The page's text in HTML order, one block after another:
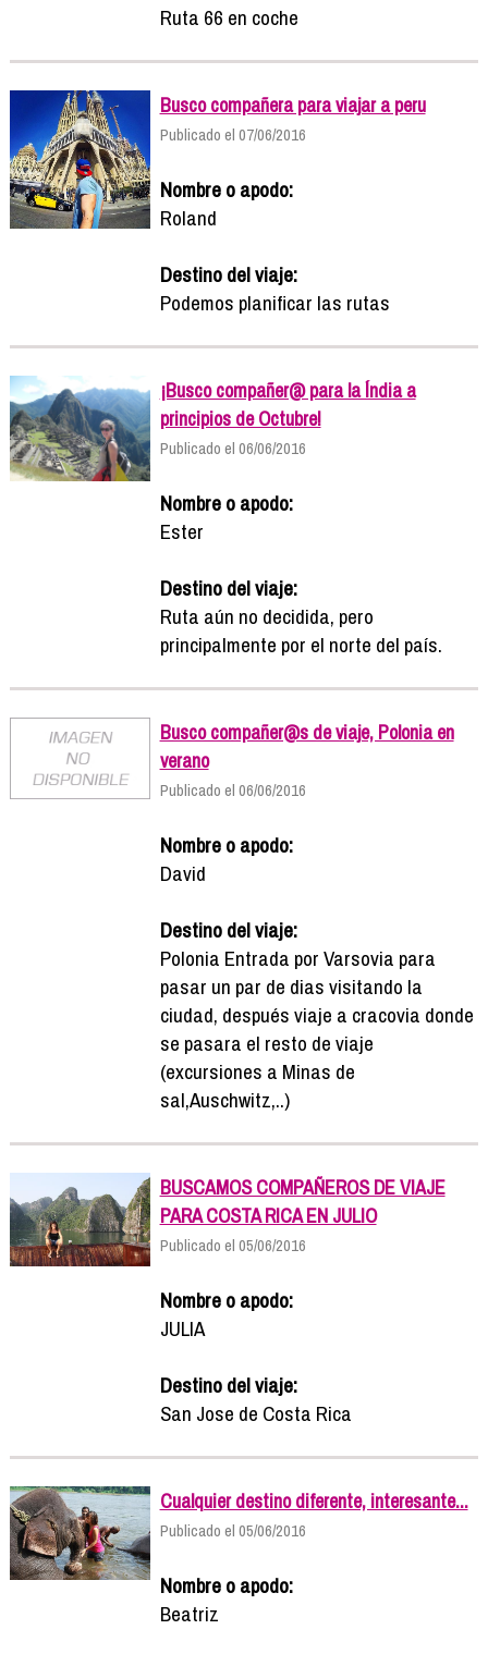
Ruta 66 en coche
Busco compañera para viajar a peru
Publicado el 07/06/2016
Nombre o apodo:
Roland
Destino del viaje:
Podemos planificar las rutas
¡Busco compañer@ para la Índia a
principios de Octubre!
Publicado el 06/06/2016
Nombre o apodo:
Ester
Destino del viaje:
Ruta aún no decidida, pero
principalmente por el norte del país.
Busco compañer@s de viaje, Polonia en
verano
Publicado el 06/06/2016
Nombre o apodo:
David
Destino del viaje:
Polonia Entrada por Varsovia para
pasar un par de dias visitando la
ciudad, después viaje a cracovia donde
se pasara el resto de viaje
(excursiones a Minas de
sal,Auschwitz,..)
BUSCAMOS COMPAÑEROS DE VIAJE
PARA COSTA RICA EN JULIO
Publicado el 05/06/2016
Nombre o apodo:
JULIA
Destino del viaje:
San Jose de Costa Rica
Cualquier destino diferente, interesante...
Publicado el 05/06/2016
Nombre o apodo:
Beatriz